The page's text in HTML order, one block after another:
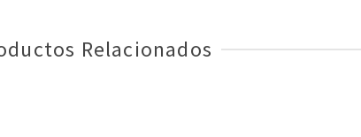
Relacionados